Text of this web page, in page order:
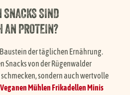
SNACKS SIND
AN PROTEIN?
der täglichen Ernährung.
Snacks von der Rügenwalder
sondern auch wertvolle
Veganen Mühlen Frikadellen Minis